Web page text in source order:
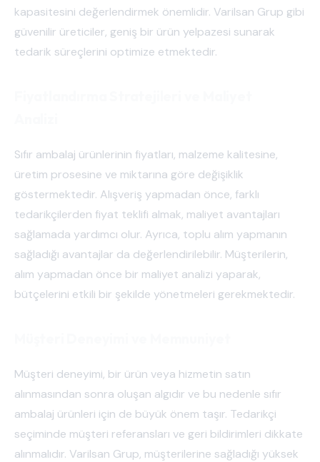
kapasitesini değerlendirmek önemlidir. Varilsan Grup gibi
güvenilir üreticiler, geniş bir ürün yelpazesi sunarak
tedarik süreçlerini optimize etmektedir.
Sıfır ambalaj ürünlerinin fiyatları, malzeme kalitesine,
üretim prosesine ve miktarına göre değişiklik
göstermektedir. Alışveriş yapmadan önce, farklı
tedarikçilerden fiyat teklifi almak, maliyet avantajları
sağlamada yardımcı olur. Ayrıca, toplu alım yapmanın
sağladığı avantajlar da değerlendirilebilir. Müşterilerin,
alım yapmadan önce bir maliyet analizi yaparak,
bütçelerini etkili bir şekilde yönetmeleri gerekmektedir.
Müşteri deneyimi, bir ürün veya hizmetin satın
alınmasından sonra oluşan algıdır ve bu nedenle sıfır
ambalaj ürünleri için de büyük önem taşır. Tedarikçi
seçiminde müşteri referansları ve geri bildirimleri dikkate
alınmalıdır. Varilsan Grup, müşterilerine sağladığı yüksek